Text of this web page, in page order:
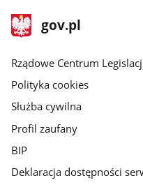
stopka
gov.plStrona
gov.pl
Rządowe Centrum
Polityka cookies
Służba cywilna
Profil zaufany
BIP
Deklaracja dostępności